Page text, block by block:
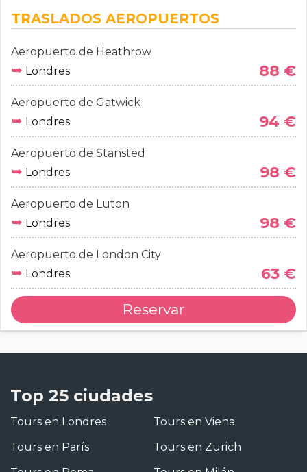
TRASLADOS AEROPUERTOS
Aeropuerto de Heathrow
➥ Londres 88 €
Aeropuerto de Gatwick
➥ Londres 94 €
Aeropuerto de Stansted
➥ Londres 98 €
Aeropuerto de Luton
➥ Londres 98 €
Aeropuerto de London City
➥ Londres 63 €
Reservar
Top 25 ciudades
Tours en Londres
Tours en París
Tours en Viena
Tours en Zurich